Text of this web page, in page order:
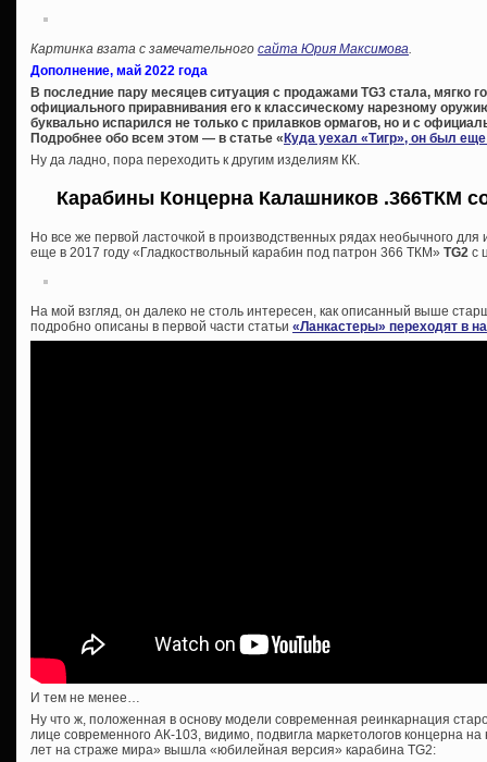
Картинка взата с замечательного сайта Юрия Максимова.
Дополнение, май 2022 года
В последние пару месяцев ситуация с продажами TG3 стала, мягко
официального приравнивания его к классическому нарезному
буквально испарился не только с прилавков ормагов, но и с
Подробнее обо всем этом — в статье « Куда уехал «Тигр», он был
Ну да ладно, пора переходить к другим изделиям КК.
Карабины Концерна Калашников .366ТКМ
Но все же первой ласточкой в производственных рядах необычного
еще в 2017 году «Гладкоствольный карабин под патрон 366 ТКМ» TG2 с
На мой взгляд, он далеко не столь интересен, как описанный выше
подробно описаны в первой части статьи «Ланкастеры» переходят в
И тем не менее…
Ну что ж, положенная в основу модели современная реинкарнация
лице современного АК-103, видимо, подвигла маркетологов концерна
лет на страже мира» вышла «юбилейная версия» карабина TG2: